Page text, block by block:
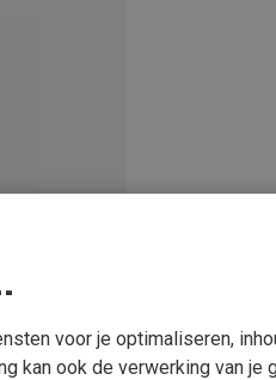
voor je optimaliseren,
kan ook de verwerking van je